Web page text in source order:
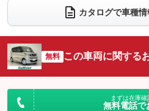
電動リアゲート
：装備なし
サイドカメラ
：装備あり
：装備なし
カタログで車種
無料 この車両に関する
まずは在庫
無料電話で